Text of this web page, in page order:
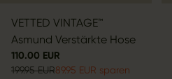
VETTED VINTAGE™
Asmund Verstärkte Hose
110.00 EUR
199.95 EUR89.95 EUR sparen